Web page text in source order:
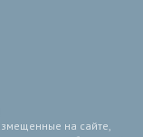
на сайте,